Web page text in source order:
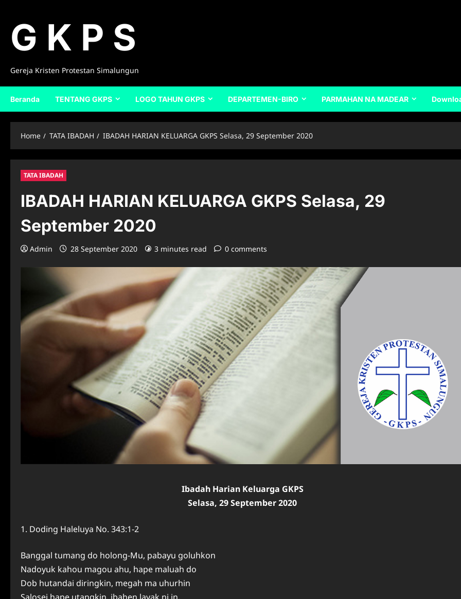
contentG K P S
Gereja Kristen Protestan Simalungun
Beranda TENTANG GKPS LOGO TAHUN GKPS DEPARTEMEN-BIRO PARMAHAN NA MADEAR
Home TATA IBADAH IBADAH HARIAN KELUARGA GKPS Selasa, 29 September 2020
TATA IBADAH
IBADAH HARIAN KELUARGA GKPS Selasa, 29
September 2020
Admin 28 September 2020 3 minutes read 0 comments
Ibadah Harian Keluarga GKPS
Selasa, 29 September 2020
1. Doding Haleluya No. 343:1-2
Banggal tumang do holong-Mu, pabayu goluhkon
Nadoyuk kahou magou ahu, hape maluah do
Dob hutandai diringkin, megah ma uhurhin